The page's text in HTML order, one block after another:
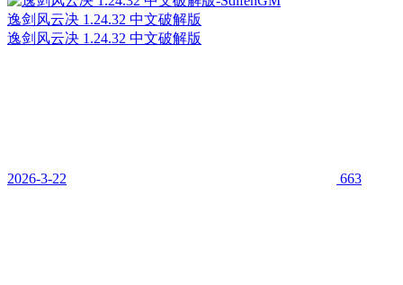
逸剑风云决 1.24.32 中文破解版
逸剑风云决 1.24.32 中文破解版
2026-3-22 663